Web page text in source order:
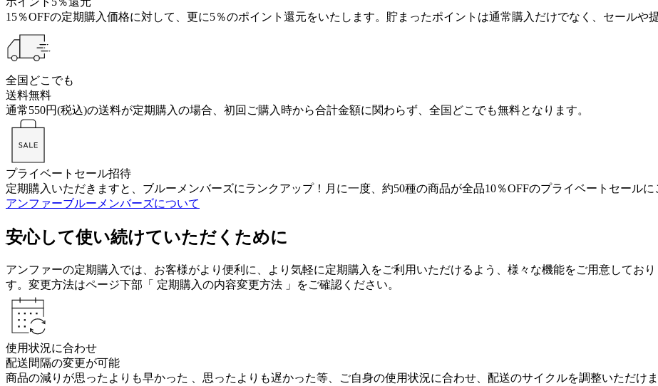
15％OFFの定期購入価格に対して、更に5％のポイント還元をいたします。貯まったポイントは通常購入だけでなく、セールや
全国どこでも
送料無料
通常550円(税込)の送料が定期購入の場合、初回ご購入時から合計金額に関わらず、全国どこでも無料となります。
プライベートセール招待
定期購入いただきますと、ブルーメンバーズにランクアップ！月に一度、約50種の商品が全品10％OFFのプライベートセールに
アンファーブルーメンバーズについて
安心して使い続けていただくために
アンファーの定期購入では、お客様がより便利に、より気軽に定期購入をご利用いただけるよう、様々な機能をご用意しており
す。変更方法はページ下部「 定期購入の内容変更方法 」をご確認ください。
使用状況に合わせ
配送間隔の変更が可能
商品の減りが思ったよりも早かった 、思ったよりも遅かった等、ご自身の使用状況に合わせ、配送のサイクルを調整いただけま